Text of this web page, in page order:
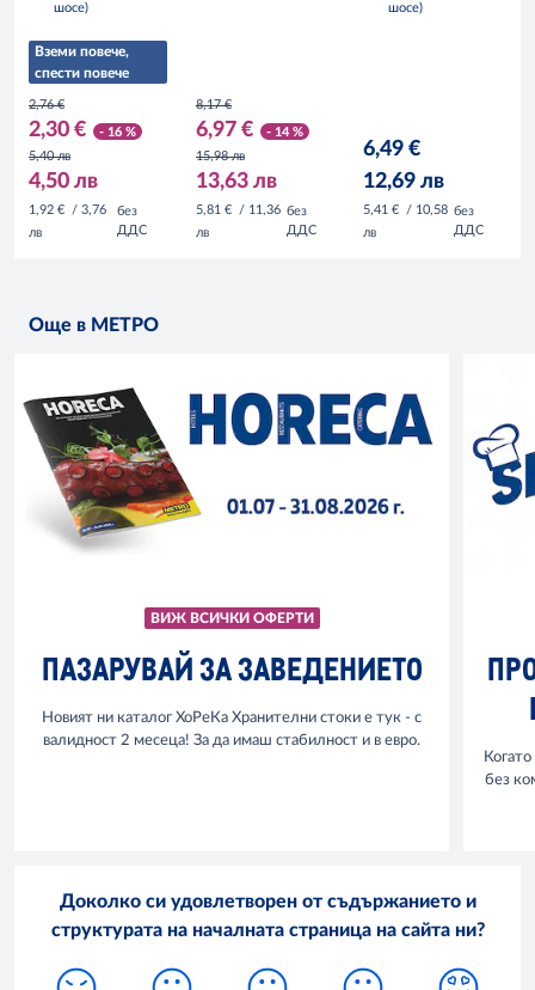
шосе)
Вземи повече,
спести повече
2,76 €
2,30 €
- 16 %
5,40 лв
4,50 лв
1,92 €
/ 3,76
лв
без
ДДС
8,17 €
6,97 €
- 14 %
15,98 лв
13,63 лв
5,81 €
/ 11,36
лв
без
ДДС
шосе)
6,49 €
12,69 лв
5,41 €
/ 10,58
лв
без
ДДС
Още в МЕТРО
ВИЖ ВСИЧКИ ОФЕРТИ
ПАЗАРУВАЙ ЗА ЗАВЕДЕНИЕТО
Новият ни каталог ХоРеКа Хранителни стоки е тук - с
валидност 2 месеца! За да имаш стабилност и в евро.
без
Доколко си удовлетворен от съдържанието и
структурата на началната страница на сайта ни?